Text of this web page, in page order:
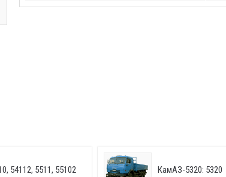
54112, 5511, 55102 КамАЗ-5320: 5320